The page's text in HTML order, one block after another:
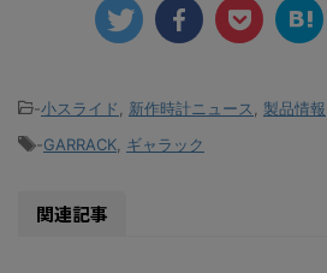
-小スライド 新作時計ニュース
製品情報
-GARRACK ギャラック
関連記事